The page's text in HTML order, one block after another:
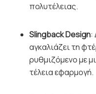
πολυτέλειας.
Slingback Design:
αγκαλιάζει τη
ρυθμιζόμενο με
τέλεια εφαρμογή.